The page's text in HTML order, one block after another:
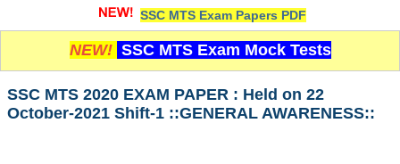
PDF NOTES
SSC CGL Tier-1 PDF NOTES
SSC MTS Exam Papers PDF
NEW! SSC MTS Exam Mock Tests
SSC MTS 2020 EXAM PAPER : Held on 22
October-2021 Shift-1 ::GENERAL AWARENESS::